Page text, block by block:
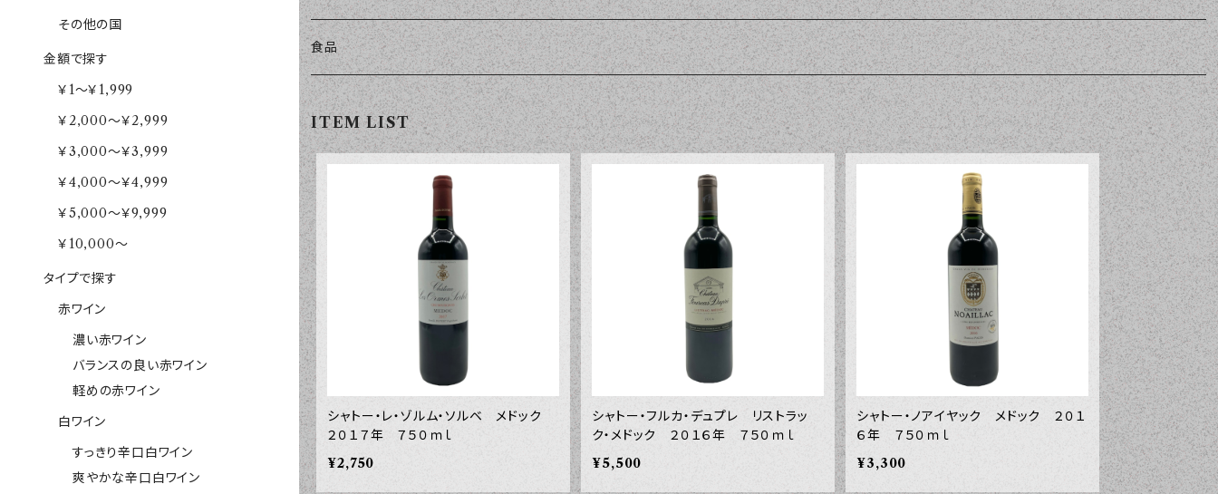
フランス他
ノンアルコール
食品
ITEM LIST
シャトー・レ・ゾルム・ソルベ メドック
２０１７年 ７５０ｍｌ
¥2,750
シャトー・フルカ・デュプレ リストラッ
ク・メドック ２０１６年 ７５０ｍｌ
¥5,500
シャトー・ノアイヤック メドック ２０１
６年 ７５０ｍｌ
¥3,300
その他の国
金額で探す
￥1～￥1,999
￥2,000～￥2,999
￥3,000～￥3,999
￥4,000～￥4,999
￥5,000～￥9,999
￥10,000～
タイプで探す
赤ワイン
濃い赤ワイン
バランスの良い赤ワイン
軽めの赤ワイン
白ワイン
すっきり辛口白ワイン
爽やかな辛口白ワイン